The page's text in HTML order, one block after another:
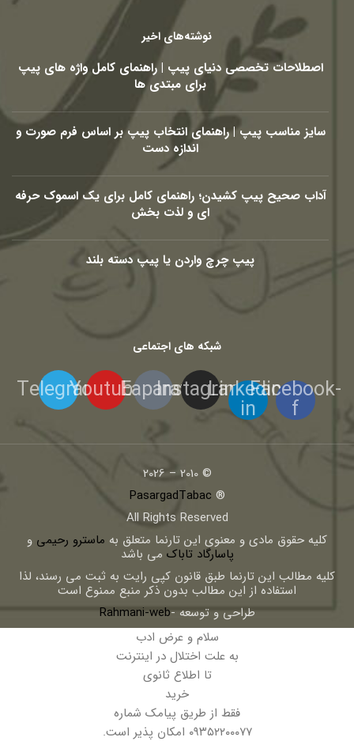
نوشته‌های اخیر
اصطلاحات تخصصی دنیای پیپ | راهنمای کامل واژه های پیپ
برای مبتدی ها
سایز مناسب پیپ | راهنمای انتخاب پیپ بر اساس فرم صورت و
اندازه دست
آداب صحیح پیپ کشیدن؛ راهنمای کامل برای یک اسموک حرفه
ای و لذت بخش
پیپ چرچ واردن یا پیپ دسته بلند
شبکه های اجتماعی
Facebook-
f
Linkedin-
in
Instagram
Eaparat
Youtube
Telegram
© 2010 – 2026
®
PasargadTabac
All Rights Reserved
كليه حقوق مادی و معنوی اين تارنما متعلق به ماسترو رحیمی و
پاسارگاد تاباک می باشد
کلیه مطالب این تارنما طبق قانون کپی رایت به ثبت می رسند، لذا
استفاده از این مطالب بدون ذکر منبع ممنوع است
طراحی و توسعه -Rahmani-web
سلام و عرض ادب
به علت اختلال در اینترنت
تا اطلاع ثانوی
خرید
فقط از طریق پیامک شماره
۰۹۳۵۲۲۰۰۰۷۷ امکان پذیر است.